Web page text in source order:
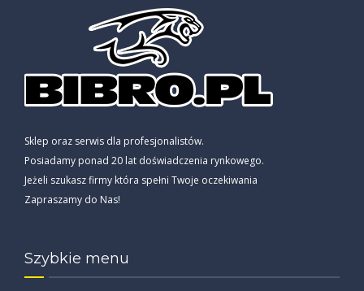
Sklep oraz serwis dla profesjonalistów.
Posiadamy ponad 20 lat doświadczenia rynkowego.
Jeżeli szukasz firmy która spełni Twoje oczekiwania
Zapraszamy do Nas!
Szybkie menu